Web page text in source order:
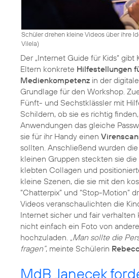
Schüler drehen kleine Videos über ihre
Vilela)
Der „Internet Guide für Kids“ gibt
Eltern konkrete Hilfestellungen
Medienkompetenz in der
Grundlage für den Workshop.
Fünft- und Sechstklässler mit
Schildern, ob sie es richtig
Anwendungen das gleiche
sie für ihr Handy einen
sollten. Anschließend wurden die
kleinen Gruppen steckten sie die
klebten Collagen und
kleine Szenen, die sie mit den
“Chatterpix” und “Stop-Motion”
Videos veranschaulichten die
Internet sicher und fair verhalten
nicht einfach ein Foto von
hochzuladen. „Man sollte die
fragen“, meinte Schülerin
MdB Janecek